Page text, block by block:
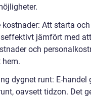
kostnader: Att starta
jämfört med
och
hem.
dygnet runt: E-
oavsett tidzon. Det